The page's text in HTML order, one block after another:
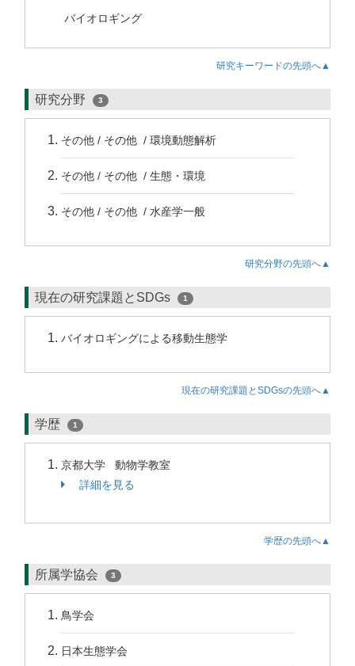
バイオロギング
研究キーワードの先頭へ▲
研究分野 3
その他 / その他 / 環境動態解析
その他 / その他 / 生態・環境
その他 / その他 / 水産学一般
研究分野の先頭へ▲
現在の研究課題とSDGs 1
バイオロギングによる移動生態学
現在の研究課題とSDGsの先頭へ▲
学歴 1
京都大学 動物学教室
詳細を見る
学歴の先頭へ▲
所属学協会 3
鳥学会
日本生態学会